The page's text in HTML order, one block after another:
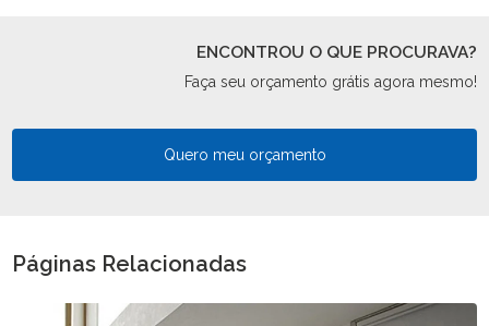
ENCONTROU O QUE PROCURAVA?
Faça seu orçamento grátis agora mesmo!
Quero meu orçamento
Páginas Relacionadas